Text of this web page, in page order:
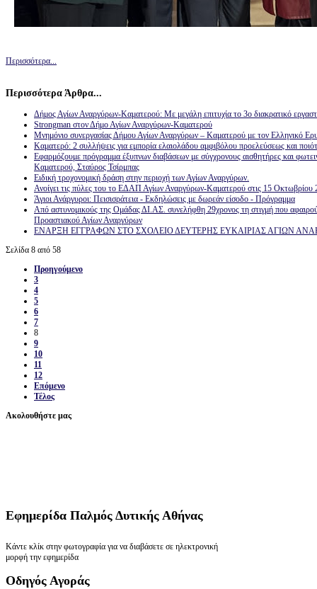
Περισσότερα...
Περισσότερα Άρθρα...
Δήμος Αγίων Αναργύρων-Καματερού: Με μεγάλη επιτυχία το 3ο διακρατικό
Strongman στον Δήμο Αγίων Αναργύρων-Καματερού
Μνημόνιο συνεργασίας Δήμου Αγίων Αναργύρων – Καματερού με τον Ελληνικό
Καματερό: 2 συλλήψεις για εμπορία ελαιολάδου αμφιβόλου προελεύσεως και
Εφαρμόζουμε πρόγραμμα έξυπνων διαβάσεων με σύγχρονους αισθητήρες και
Καματερού, Σταύρος Τσίρμπας
Ειδική τροχονομική δράση στην περιοχή των Αγίων Αναργύρων.
Ανοίγει τις πύλες του το ΕΔΑΠ Αγίων Αναργύρων-Καματερού στις 15 Οκτωβρίου
Άγιοι Ανάργυροι: Πεισισράτεια - Εκδηλώσεις με δωρεάν είσοδο - Πρόγραμμα
Από αστυνομικούς της Ομάδας ΔΙ.ΑΣ. συνελήφθη 29χρονος τη στιγμή που
Προαστιακού Αγίων Αναργύρων
ΕΝΑΡΞΗ ΕΓΓΡΑΦΩΝ ΣΤΟ ΣΧΟΛΕΙΟ ΔΕΥΤΕΡΗΣ ΕΥΚΑΙΡΙΑΣ ΑΓΙΩΝ
Σελίδα 8 από 58
Προηγούμενο
3
4
5
6
7
8
9
10
11
12
Επόμενο
Τέλος
Ακολουθήστε μας
Εφημερίδα Παλμός Δυτικής Αθήνας
Κάντε κλίκ στην φωτογραφία για να διαβάσετε σε ηλεκτρονική
μορφή την εφημερίδα
Οδηγός Αγοράς